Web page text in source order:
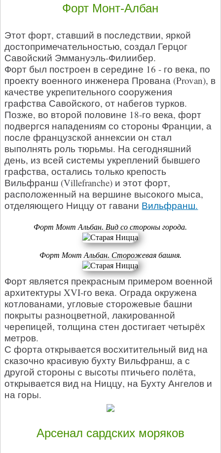
Форт Монт-Албан
Этот форт, ставший в последствии, яркой
достопримечательностью, создал Герцог
Савойский Эммануэль-Филиибер.
Форт был построен в середине 16 - го века, по
проекту военного инженера Прована (Provan), в
качестве укрепительного сооружения
графства Савойского, от набегов турков.
Позже, во второй половине 18-го века, форт
подвергся нападениям со стороны Франции, а
после французской аннексии он стал
выполнять роль тюрьмы. На сегодняшний
день, из всей системы укреплений бывшего
графства, остались только крепость
Вильфранш (Villefranche) и этот форт,
расположенный на вершине высокого мыса,
отделяющего Ниццу от гавани Вильфранш.
Форт Монт Альбан. Вид со стороны города.
Форт Монт Альбан. Сторожевая башня.
Форт является прекрасным примером военной
архитектуры XVI-го века. Ограда окружена
котлованами, угловые сторожевые башни
покрыты разноцветной, лакированной
черепицей, толщина стен достигает четырёх
метров.
С форта открывается восхитительный вид на
сказочно красивую бухту Вильфранш, а с
другой стороны с высоты птичьего полёта,
открывается вид на Ниццу, на Бухту Ангелов и
на горы.
Арсенал сардских моряков